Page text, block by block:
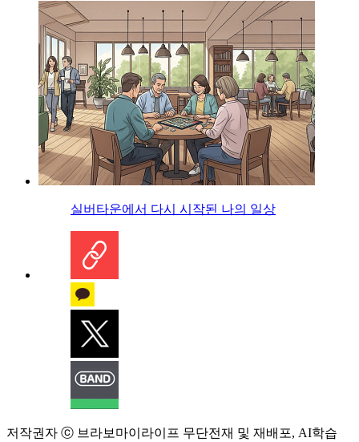
실버타운에서 다시 시작된 나의 일상
저작권자 ⓒ 브라보마이라이프 무단전재 및 재배포, AI학습